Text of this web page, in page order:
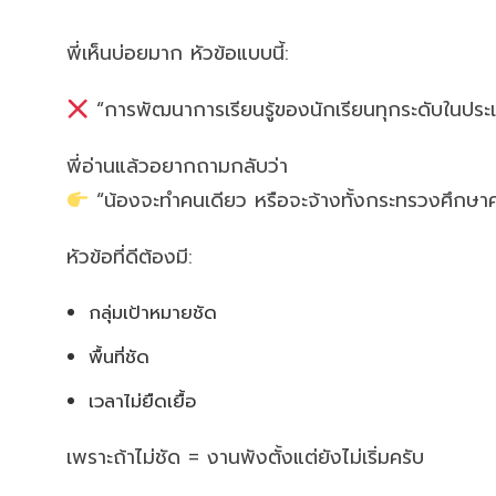
พี่เห็นบ่อยมาก หัวข้อแบบนี้:
“การพัฒนาการเรียนรู้ของนักเรียนทุกระดับในประ
พี่อ่านแล้วอยากถามกลับว่า
“น้องจะทำคนเดียว หรือจะจ้างทั้งกระทรวงศึกษา
หัวข้อที่ดีต้องมี:
กลุ่มเป้าหมายชัด
พื้นที่ชัด
เวลาไม่ยืดเยื้อ
เพราะถ้าไม่ชัด = งานพังตั้งแต่ยังไม่เริ่มครับ